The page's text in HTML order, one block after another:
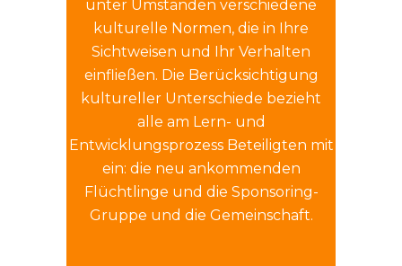
unter Umständen verschiedene
kulturelle Normen, die in Ihre
Sichtweisen und Ihr Verhalten
einfließen. Die Berücksichtigung
kultureller Unterschiede bezieht
alle am Lern- und
Entwicklungsprozess Beteiligten mit
ein: die neu ankommenden
Flüchtlinge und die Sponsoring-
Gruppe und die Gemeinschaft.